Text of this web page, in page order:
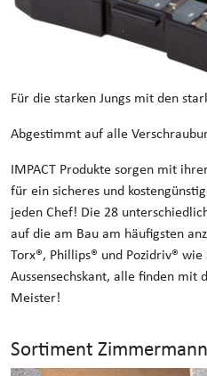
Für die starken Jungs mit den
Abgestimmt auf alle
IMPACT Produkte sorgen mit
für ein sicheres und
jeden Chef! Die 28
auf die am Bau am häufigsten
Torx®, Phillips® und Pozidriv®
Aussensechskant, alle finden mit
Meister!
Sortiment Zimmermann